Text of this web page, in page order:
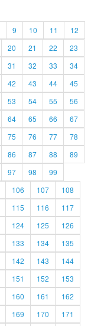
9 10 11
12
20 21 22
23
31 32 33
34
42 43 44
45
53 54 55
56
64 65 66
67
75 76 77
78
86 87 88
89
97 98
99
106 107
108
115 116
117
124 125
126
133 134
135
142 143
144
151 152
153
160 161
162
169 170
171